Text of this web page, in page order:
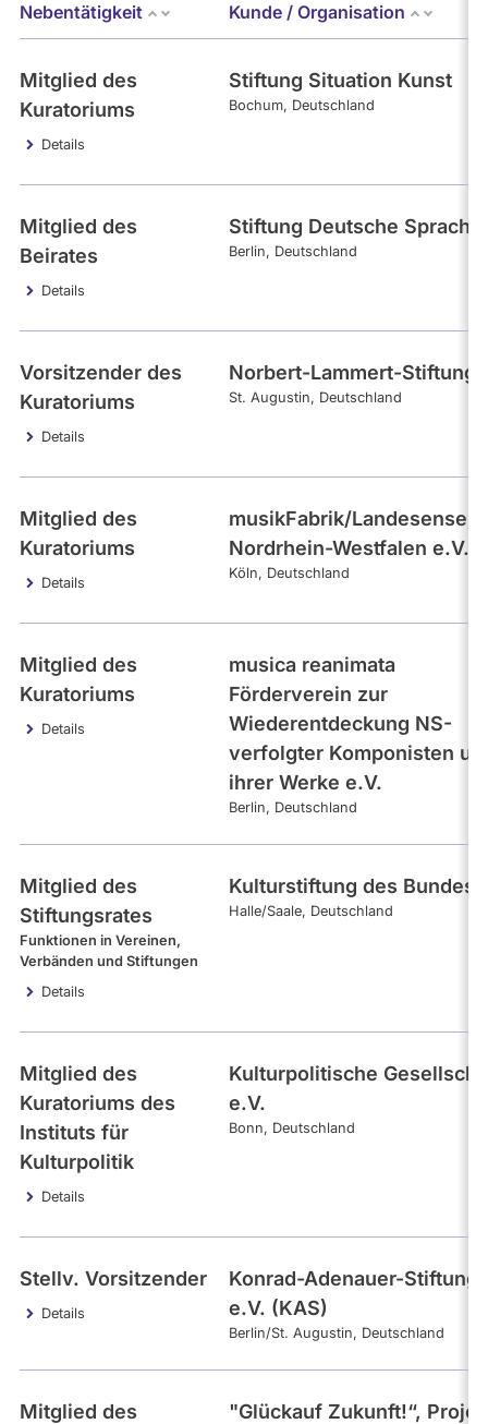
abgeordnetenwatch
werden.
Kategorie
- Alle -
Einkommen
- Alle -
Interval
- Alle -
Nebentätigkeit Kunde / Organisation
Mitglied des
Kuratoriums
Details
Stiftung Situation Kunst
Bochum Deutschland
Mitglied des
Beirates
Details
Stiftung Deutsche Sprache
Berlin Deutschland
Vorsitzender des
Kuratoriums
Details
Norbert-Lammert-Stiftung
St. Augustin Deutschland
Mitglied des
Kuratoriums
Details
musikFabrik/
Nordrhein-Westfalen e.V.
Köln Deutschland
Mitglied des
Kuratoriums
Details
musica reanimata
Förderverein zur
Wiederentdeckung NS-
verfolgter Komponisten
ihrer Werke e.V.
Berlin Deutschland
Mitglied des
Stiftungsrates
Funktionen in Vereinen,
Verbänden und Stiftungen
Details
Kulturstiftung des Bundes
Halle/Saale Deutschland
Mitglied des
Kuratoriums des
Instituts für
Kulturpolitik
Details
Kulturpolitische
e.V.
Bonn Deutschland
Stellv. Vorsitzender
Details
Konrad-Adenauer-Stiftung
e.V. (KAS)
Berlin/St. Augustin Deutschland
Mitglied des
"Glückauf Zukunft!“,